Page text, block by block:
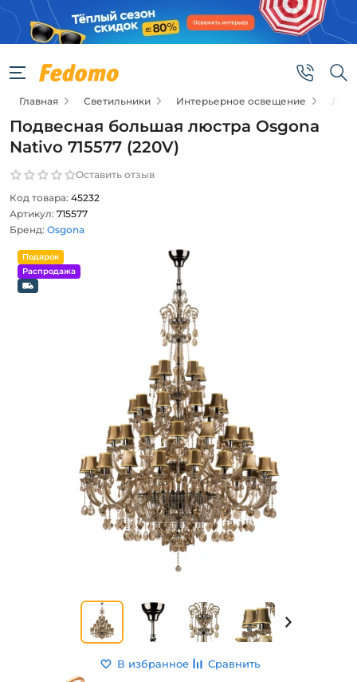
Главная Светильники Интерьерное освещение
Подвесная большая люстра Osgona
Nativo 715577 (220V)
Оставить отзыв
Код товара: 45232
Артикул: 715577
Бренд: Osgona
В избранное Сравнить